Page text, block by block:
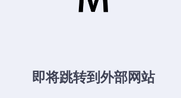
即将跳转到外部网站